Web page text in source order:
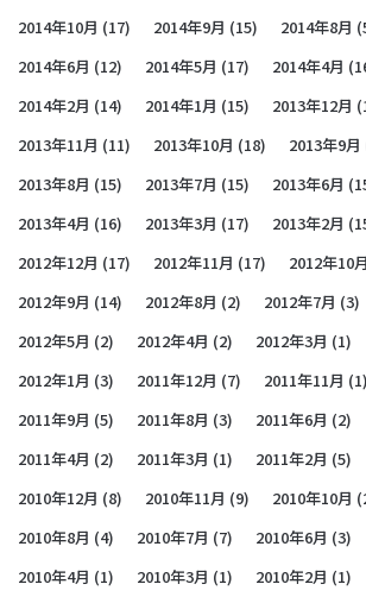
2014年10月 (17) 2014年9月 (15) 2014年8月
2014年6月 (12) 2014年5月 (17) 2014年4月
2014年2月 (14) 2014年1月 (15) 2013年12月
2013年11月 (11) 2013年10月 (18) 2013年9月
2013年8月 (15) 2013年7月 (15) 2013年6月
2013年4月 (16) 2013年3月 (17) 2013年2月
2012年12月 (17) 2012年11月 (17) 2012年10月
2012年9月 (14) 2012年8月 (2) 2012年7月 (3)
2012年5月 (2) 2012年4月 (2) 2012年3月 (1)
2012年1月 (3) 2011年12月 (7) 2011年11月 (1)
2011年9月 (5) 2011年8月 (3) 2011年6月 (2)
2011年4月 (2) 2011年3月 (1) 2011年2月 (5)
2010年12月 (8) 2010年11月 (9) 2010年10月
2010年8月 (4) 2010年7月 (7) 2010年6月 (3)
2010年4月 (1) 2010年3月 (1) 2010年2月 (1)